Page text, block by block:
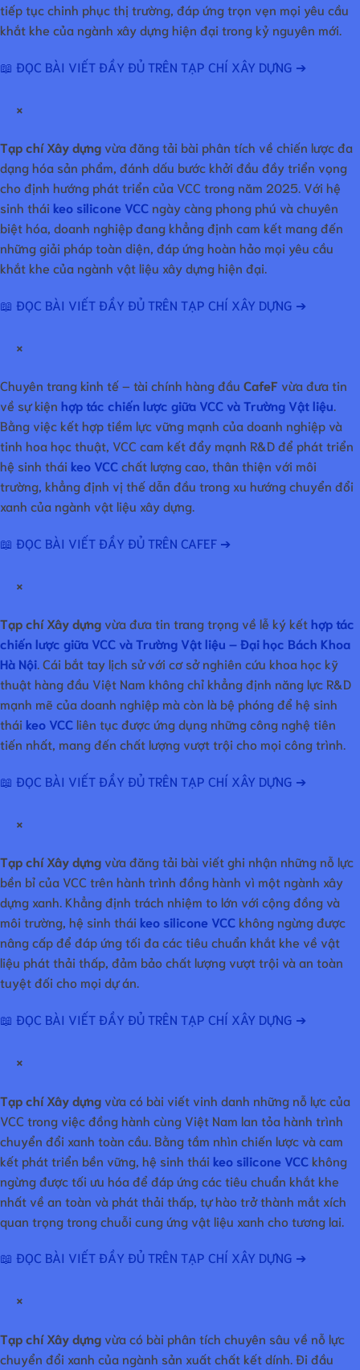
tiếp tục chinh phục thị trường, đáp ứng trọn vẹn mọi yêu cầu
khắt khe của ngành xây dựng hiện đại trong kỷ nguyên mới.
📖 ĐỌC BÀI VIẾT ĐẦY ĐỦ TRÊN TẠP CHÍ XÂY DỰNG ➔
×
Tạp chí Xây dựngvừa đăng tải bài phân tích về chiến lược đa
dạng hóa sản phẩm, đánh dấu bước khởi đầu đầy triển vọng
cho định hướng phát triển của VCC trong năm 2025. Với hệ
sinh thái keo silicone VCC ngày càng phong phú và chuyên
biệt hóa, doanh nghiệp đang khẳng định cam kết mang đến
những giải pháp toàn diện, đáp ứng hoàn hảo mọi yêu cầu
khắt khe của ngành vật liệu xây dựng hiện đại.
📖 ĐỌC BÀI VIẾT ĐẦY ĐỦ TRÊN TẠP CHÍ XÂY DỰNG ➔
×
Chuyên trang kinh tế – tài chính hàng đầu CafeFvừa đưa tin
về sự kiện hợp tác chiến lược giữa VCC và Trường Vật liệu.
Bằng việc kết hợp tiềm lực vững mạnh của doanh nghiệp và
tinh hoa học thuật, VCC cam kết đẩy mạnh R&D để phát triển
hệ sinh thái keo VCCchất lượng cao, thân thiện với môi
trường, khẳng định vị thế dẫn đầu trong xu hướng chuyển đổi
xanh của ngành vật liệu xây dựng.
📖 ĐỌC BÀI VIẾT ĐẦY ĐỦ TRÊN CAFEF ➔
×
Tạp chí Xây dựngvừa đưa tin trang trọng về lễ ký kếthợp tác
chiến lược giữa VCC và Trường Vật liệu – Đại học Bách Khoa
Hà Nội. Cái bắt tay lịch sử với cơ sở nghiên cứu khoa học kỹ
thuật hàng đầu Việt Nam không chỉ khẳng định năng lực R&D
mạnh mẽ của doanh nghiệp mà còn là bệ phóng để hệ sinh
thái keo VCC liên tục được ứng dụng những công nghệ tiên
tiến nhất, mang đến chất lượng vượt trội cho mọi công trình.
📖 ĐỌC BÀI VIẾT ĐẦY ĐỦ TRÊN TẠP CHÍ XÂY DỰNG ➔
×
Tạp chí Xây dựngvừa đăng tải bài viết ghi nhận những nỗ lực
bền bỉ của VCC trên hành trình đồng hành vì một ngành xây
dựng xanh. Khẳng định trách nhiệm to lớn với cộng đồng và
môi trường, hệ sinh thái keo silicone VCC không ngừng được
nâng cấp để đáp ứng tối đa các tiêu chuẩn khắt khe về vật
liệu phát thải thấp, đảm bảo chất lượng vượt trội và an toàn
tuyệt đối cho mọi dự án.
📖 ĐỌC BÀI VIẾT ĐẦY ĐỦ TRÊN TẠP CHÍ XÂY DỰNG ➔
×
Tạp chí Xây dựngvừa có bài viết vinh danh những nỗ lực của
VCC trong việc đồng hành cùng Việt Nam lan tỏa hành trình
chuyển đổi xanh toàn cầu. Bằng tầm nhìn chiến lược và cam
kết phát triển bền vững, hệ sinh thái keo silicone VCC không
ngừng được tối ưu hóa để đáp ứng các tiêu chuẩn khắt khe
nhất về an toàn và phát thải thấp, tự hào trở thành mắt xích
quan trọng trong chuỗi cung ứng vật liệu xanh cho tương lai.
📖 ĐỌC BÀI VIẾT ĐẦY ĐỦ TRÊN TẠP CHÍ XÂY DỰNG ➔
×
Tạp chí Xây dựngvừa có bài phân tích chuyên sâu về nỗ lực
chuyển đổi xanh của ngành sản xuất chất kết dính. Đi đầu